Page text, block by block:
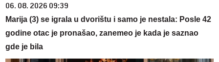
06. 08. 2026 09:39
Marija (3) se igrala u dvorištu i samo je nestala: Posle 42
godine otac je pronašao, zanemeo je kada je saznao
gde je bila